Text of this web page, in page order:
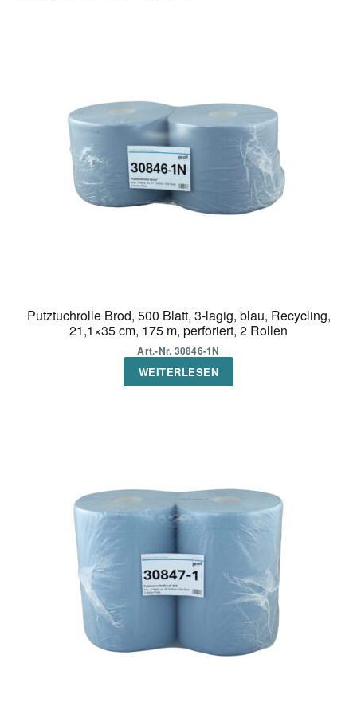
Putztuchrolle Brod, 500 Blatt, 3-lagig, blau, Recycling,
21,1×35 cm, 175 m, perforiert, 2 Rollen
Art.-Nr. 30846-1N
WEITERLESEN